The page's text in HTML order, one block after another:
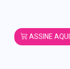
ASSINE AQUI